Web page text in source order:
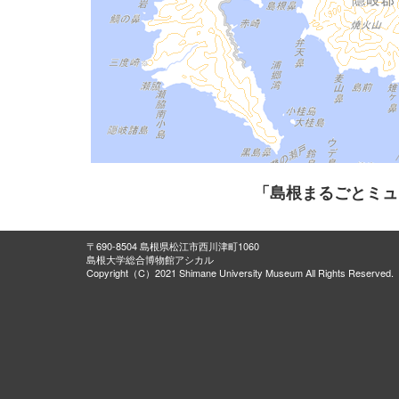
「島根まるごとミ
〒690-8504 島根県松江市西川津町1060
島根大学総合博物館アシカル
Copyright（C）2021 Shimane University Museum All Rights Reserved.